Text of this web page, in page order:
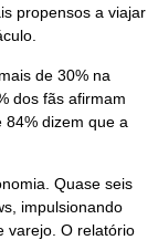
propensos a viajar
de 30% na
dos fãs afirmam
dizem que a
Quase seis
impulsionando
varejo. O relatório